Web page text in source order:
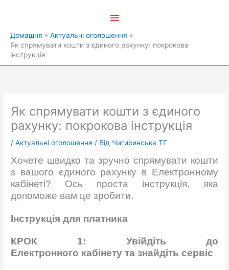
меню
Домашня
Актуальні оголошення
Як спрямувати кошти з єдиного рахунку: покрокова
інструкція
Як спрямувати кошти з єдиного
рахунку: покрокова інструкція
/Актуальні оголошення / Від Чигиринська ТГ
Хочете швидко та зручно спрямувати кошти
з вашого єдиного рахунку в Електронному
кабінеті? Ось проста інструкція, яка
допоможе вам це зробити.
Інструкція для платника
КРОК 1: Увійдіть до
Електронного кабінету тазнайдіть сервіс